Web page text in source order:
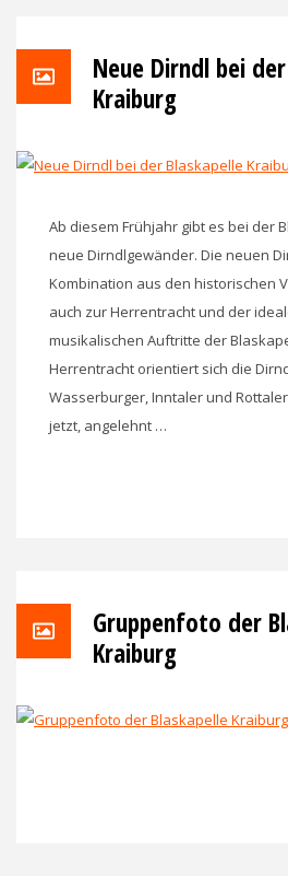
Neue Dirndl bei
Kraiburg
Ab diesem Frühjahr gibt es bei der
neue Dirndlgewänder. Die neuen
Kombination aus den historischen
auch zur Herrentracht und der
musikalischen Auftritte der
Herrentracht orientiert sich die
Wasserburger, Inntaler und
jetzt, angelehnt …
Gruppenfoto der
Kraiburg